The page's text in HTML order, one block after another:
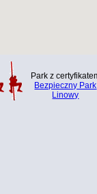
Park z
Bezpieczny Park
Linowy